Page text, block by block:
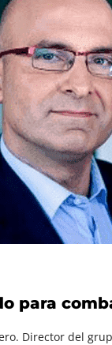
para
Director del